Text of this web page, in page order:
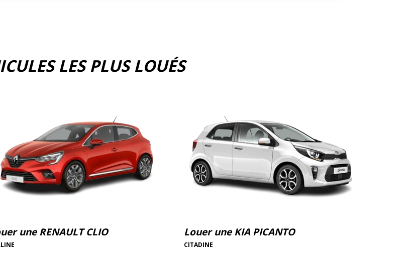
LES PLUS LOUÉS
une RENAULT CLIO Louer une KIA PICANTO
CITADINE